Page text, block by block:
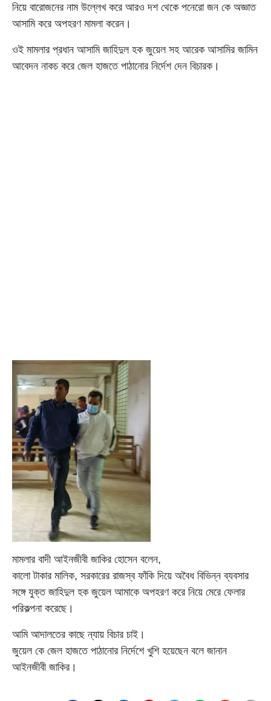
নিয়ে বারোজনের নাম উল্লেখ করে আরও দশ থেকে পনেরো জন কে অজ্ঞাত
আসামি করে অপহরণ মামলা করেন।
ওই মামলার প্রধান আসামি জাহিদুল হক জুয়েল সহ আরেক আসামির জামিন
আবেদন নাকচ করে জেল হাজতে পাঠানোর নির্দেশ দেন বিচারক।
মামলার বাদী আইনজীবী জাকির হোসেন বলেন,
কালো টাকার মালিক, সরকারের রাজস্ব ফাঁকি দিয়ে অবৈধ বিভিন্ন ব্যবসার
সঙ্গে যুক্ত জাহিদুল হক জুয়েল আমাকে অপহরণ করে নিয়ে মেরে ফেলার
পরিকল্পনা করেছে।
আমি আদালতের কাছে ন্যায় বিচার চাই।
জুয়েল কে জেল হাজতে পাঠানোর নির্দেশে খুশি হয়েছেন বলে জানান
আইনজীবী জাকির।